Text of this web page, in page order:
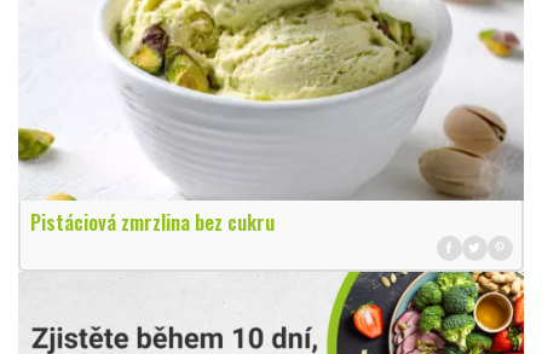
Pistáciová zmrzlina bez cukru